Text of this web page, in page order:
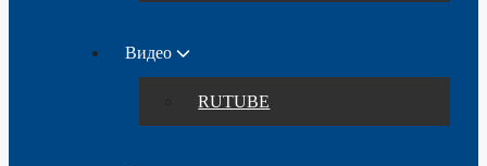
Видео
RUTUBE